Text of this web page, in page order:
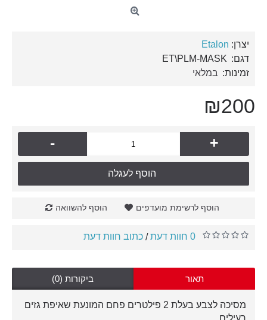
יצרן: Etalon
דגם: ET\PLM-MASK
זמינות: במלאי
₪200
- +
הוסף לעגלה
הוסף לרשימת מועדפים הוסף להשוואה
0 חוות דעת / כתוב חוות דעת
תאור ביקורות (0)
מסיכה לצבע בעלת 2 פילטרים פחם המונעת שאיפת גזים
רעילים.